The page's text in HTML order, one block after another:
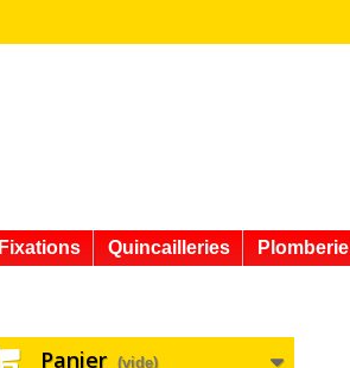
Fixations Quincailleries Plomberie
Panier (vide)